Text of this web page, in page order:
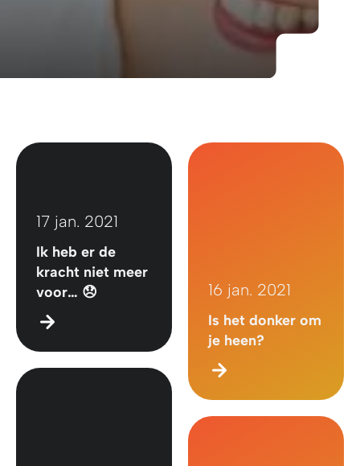
17 jan. 2021
Ik heb er de
kracht niet meer
voor… 😞
16 jan. 2021
Is het donker om
je heen?